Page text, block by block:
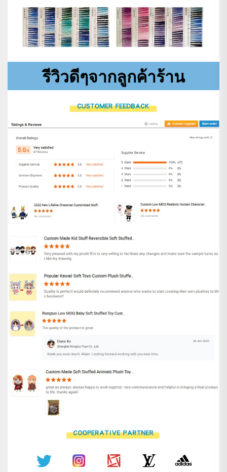
รีวิวดีๆจากลูกค้าร้าน